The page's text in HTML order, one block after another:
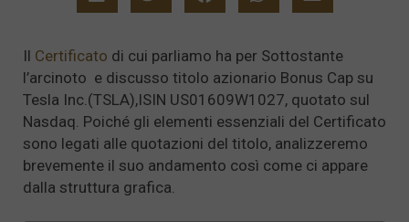
Il Certificato di cui parliamo ha per Sottostante
l’arcinoto e discusso titolo azionario Bonus Cap su
Tesla Inc.(TSLA),ISIN US01609W1027, quotato sul
Nasdaq. Poiché gli elementi essenziali del Certificato
sono legati alle quotazioni del titolo, analizzeremo
brevemente il suo andamento così come ci appare
dalla struttura grafica.